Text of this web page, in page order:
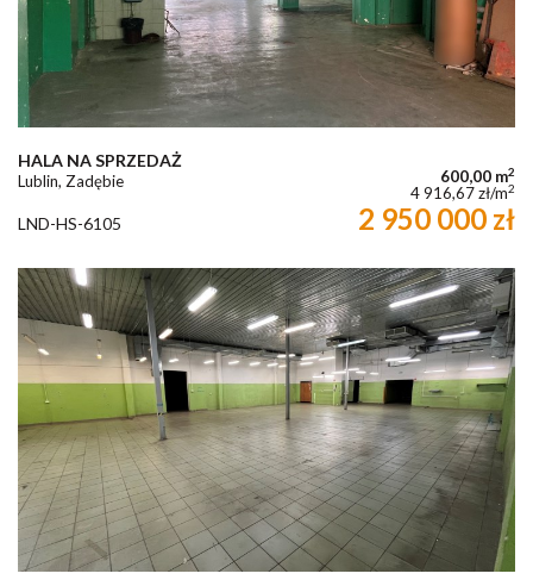
HALA NA SPRZEDAŻ
Lublin, Zadębie 600,00 m2
4 916,67 zł/m2
LND-HS-6105 2 950 000 zł